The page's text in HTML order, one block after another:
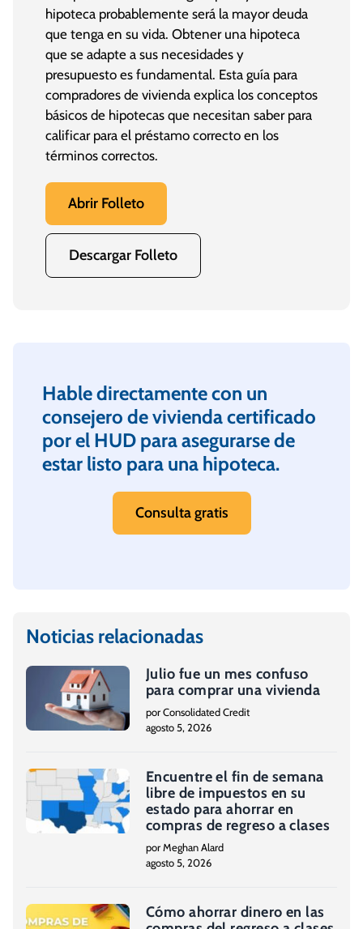
hipoteca probablemente será la mayor deuda
que tenga en su vida. Obtener una hipoteca
que se adapte a sus necesidades y
presupuesto es fundamental. Esta guía para
compradores de vivienda explica los conceptos
básicos de hipotecas que necesitan saber para
calificar para el préstamo correcto en los
términos correctos.
Abrir Folleto
Descargar Folleto
Hable directamente con un
consejero de vivienda certificado
por el HUD para asegurarse de
estar listo para una hipoteca.
Consulta gratis
Noticias relacionadas
Julio fue un mes confuso
para comprar una vivienda
por Consolidated Credit
agosto 5, 2026
Encuentre el fin de semana
libre de impuestos en su
estado para ahorrar en
compras de regreso a clases
por Meghan Alard
agosto 5, 2026
Cómo ahorrar dinero en las